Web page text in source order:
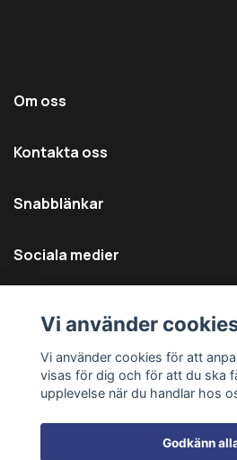
Om oss
Kontakta oss
Snabblänkar
Sociala medier
© 2026 Däckmästarna - Alla
Vi använder
Vi använder cookies för att
visas för dig och för att du ska
upplevelse när du handlar hos
Godkänn